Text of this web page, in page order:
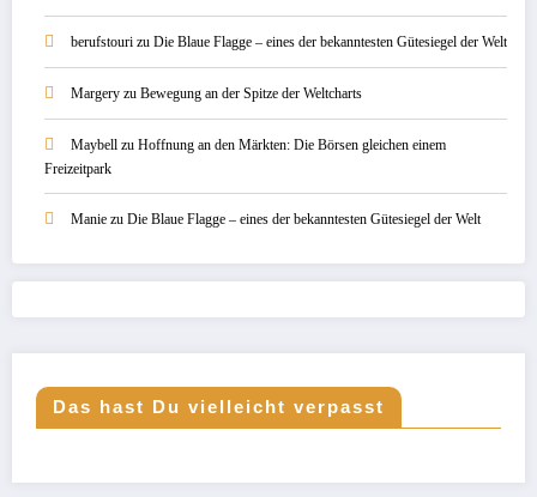
berufstouri zu Die Blaue Flagge – eines der bekanntesten Gütesiegel der Welt
Margery zu Bewegung an der Spitze der Weltcharts
Maybell zu Hoffnung an den Märkten: Die Börsen gleichen einem
Freizeitpark
Manie zu Die Blaue Flagge – eines der bekanntesten Gütesiegel der Welt
Das hast Du vielleicht verpasst